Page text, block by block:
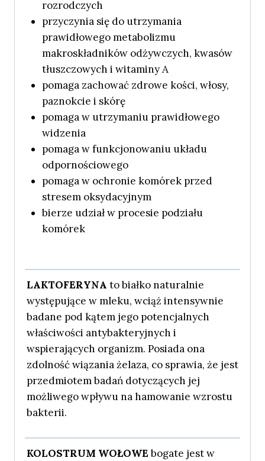
rozrodczych
przyczynia się do utrzymania
prawidłowego metabolizmu
makroskładników odżywczych, kwasów
tłuszczowych i witaminy A
pomaga zachować zdrowe kości, włosy,
paznokcie i skórę
pomaga w utrzymaniu prawidłowego
widzenia
pomaga w funkcjonowaniu układu
odpornościowego
pomaga w ochronie komórek przed
stresem oksydacyjnym
bierze udział w procesie podziału
komórek
LAKTOFERYNA to białko naturalnie
występujące w mleku, wciąż intensywnie
badane pod kątem jego potencjalnych
właściwości antybakteryjnych i
wspierających organizm. Posiada ona
zdolność wiązania żelaza, co sprawia, że jest
przedmiotem badań dotyczących jej
możliwego wpływu na hamowanie wzrostu
bakterii.
KOLOSTRUM WOŁOWEbogate jest w